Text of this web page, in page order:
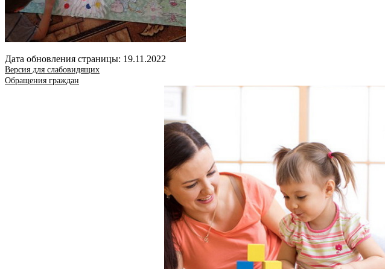
Дата обновления страницы: 19.11.2022
Версия для слабовидящих
Обращения граждан